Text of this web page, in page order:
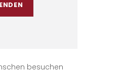
besuchen